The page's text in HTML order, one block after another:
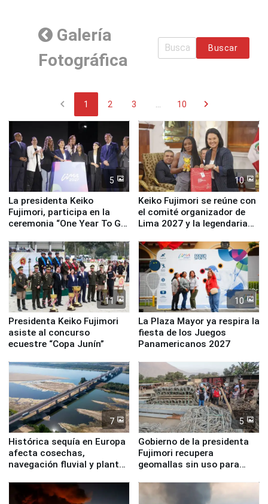
Galería
Fotográfica
Buscar
chevron_left 1 2 3 10 chevron_right
5
La presidenta Keiko
Fujimori, participa en la
ceremonia “One Year To Go
10
Keiko Fujimori se reúne con
el comité organizador de
Lima 2027 y la legendaria
11
Presidenta Keiko Fujimori
asiste al concurso
ecuestre “Copa Junín”
10
La Plaza Mayor ya respira la
fiesta de los Juegos
Panamericanos 2027
7
Histórica sequía en Europa
afecta cosechas,
navegación fluvial y plantas
5
Gobierno de la presidenta
Fujimori recupera
geomallas sin uso para
Fenómeno El Niño